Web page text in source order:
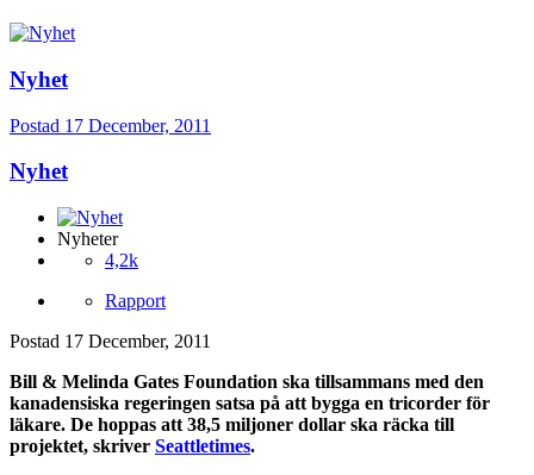
Nyhet
Postad 17 December, 2011
Nyhet
Nyheter
4,2k
Rapport
Postad 17 December, 2011
Bill & Melinda Gates Foundation ska tillsammans med den
kanadensiska regeringen satsa på att bygga en tricorder för
läkare. De hoppas att 38,5 miljoner dollar ska räcka till
projektet, skriver Seattletimes.